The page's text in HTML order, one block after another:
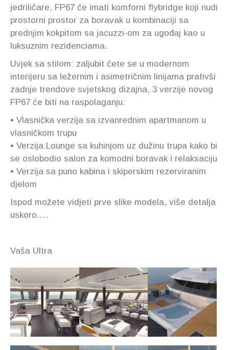
jedriličare, FP67 će imati komforni flybridge koji nudi
prostorni prostor za boravak u kombinaciji sa
prednjim kokpitom sa jacuzzi-om za ugođaj kao u
luksuznim rezidenciama.
Uvjek sa stilom: zaljubit ćete se u modernom
interijeru sa ležernim i asimetričnim linijama prativši
zadnje trendove svjetskog dizajna, 3 verzije novog
FP67 će biti na raspolaganju:
• Vlasnička verzija sa izvanrednim apartmanom u
vlasničkom trupu
• Verzija Lounge sa kuhinjom uz dužinu trupa kako bi
se oslobodio salon za komodni boravak i relaksaciju
• Verzija sa puno kabina i skiperskim rezerviranim
djelom
Ispod možete vidjeti prve slike modela, više detalja
uskoro….
Vaša Ultra